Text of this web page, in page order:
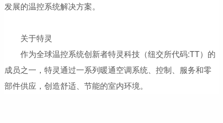
发展的温控系统解决方案。
关于特灵
作为全球温控系统创新者特灵科技（纽交所代码:TT）的
成员之一，特灵通过一系列暖通空调系统、控制、服务和零
部件供应，创造舒适、节能的室内环境。